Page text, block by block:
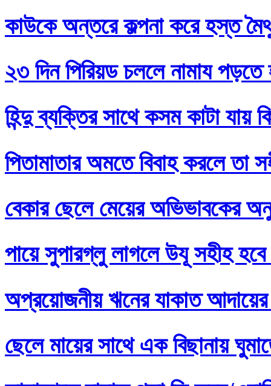
কাউকে অন্তরে কল্পনা করে হস্ত
২৩ দিন পিরিয়ড চললে নামায পড়তে
হিন্দু ব্যক্তির সাথে কসম কাটা যায়
পিতামাতার অমতে বিবাহ করলে তা
বেকার ছেলে মেয়ের অভিভাবকের
পায়ে সুপারগ্লু লাগলে উযূ সহীহ
অপ্রয়োজনীয় ঋনের যাকাত
ছেলে মায়ের সাথে এক বিছানায়